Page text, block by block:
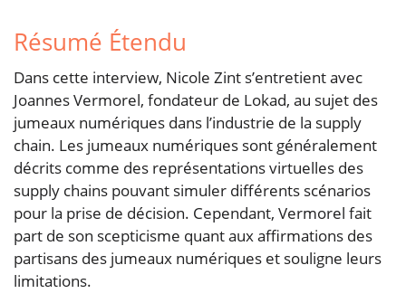
Résumé Étendu
Dans cette interview, Nicole Zint s’entretient avec
Joannes Vermorel, fondateur de Lokad, au sujet des
jumeaux numériques dans l’industrie de la supply
chain. Les jumeaux numériques sont généralement
décrits comme des représentations virtuelles des
supply chains pouvant simuler différents scénarios
pour la prise de décision. Cependant, Vermorel fait
part de son scepticisme quant aux affirmations des
partisans des jumeaux numériques et souligne leurs
limitations.